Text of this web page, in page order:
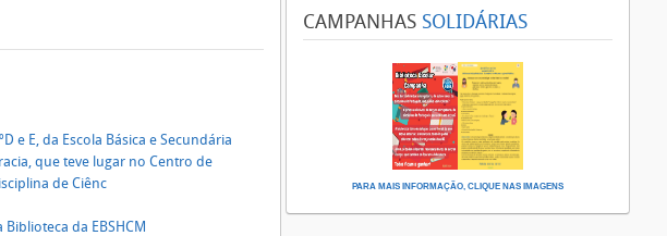
e E, da Escola Básica e Secundária
que teve lugar no Centro de
de Ciênc
da EBSHCM
CAMPANHAS SOLIDÁRIAS
PARA MAIS INFORMAÇÃO, CLIQUE NAS IMAGENS